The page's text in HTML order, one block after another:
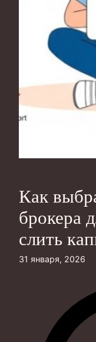
Как
брокера
слить
31 января, 2026